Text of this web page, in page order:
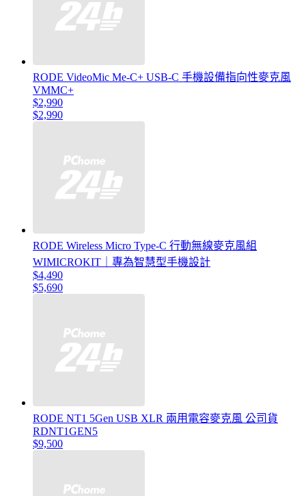
RODE VideoMic Me-C+ USB-C 手機設備指向性麥克風
VMMC+
$2,990
$2,990
RODE Wireless Micro Type-C 行動無線麥克風組
WIMICROKIT｜專為智慧型手機設計
$4,490
$5,690
RODE NT1 5Gen USB XLR 兩用電容麥克風 公司貨
RDNT1GEN5
$9,500